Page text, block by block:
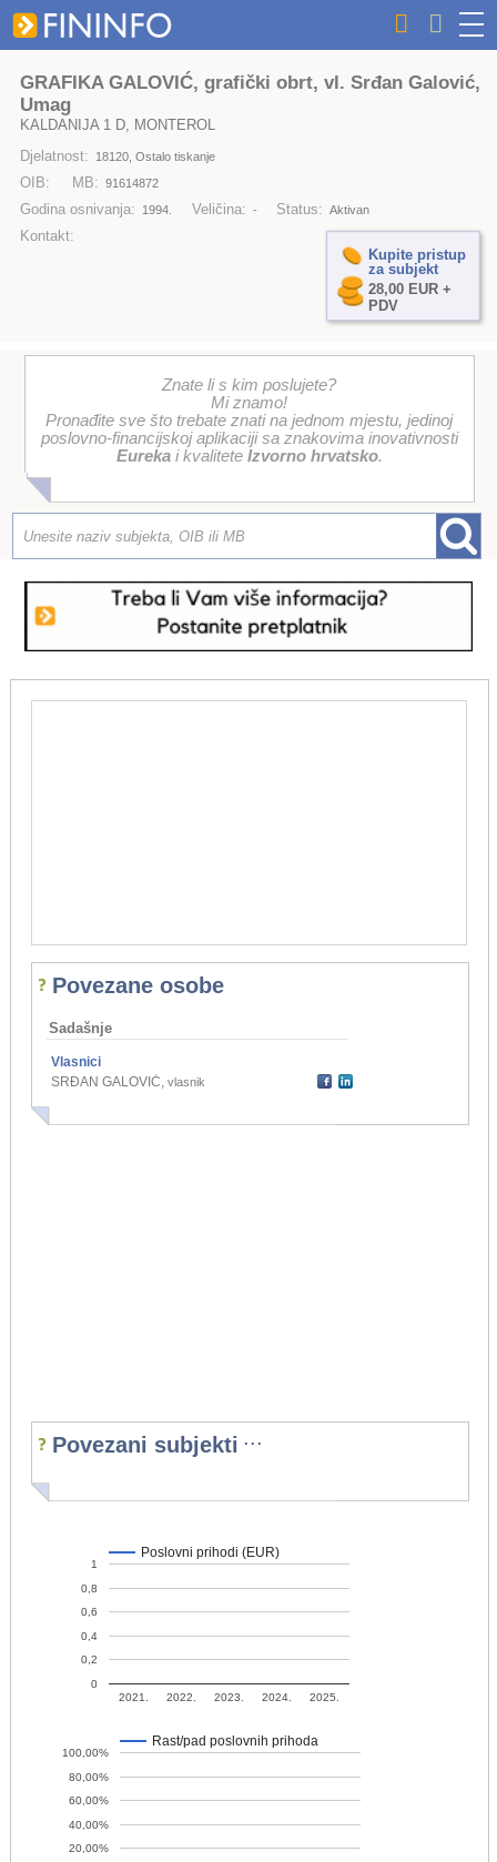
GRAFIKA GALOVIĆ, grafički obrt, vl. Srđan Galović,
Umag
KALDANIJA 1 D, MONTEROL
Djelatnost:
18120, Ostalo tiskanje
OIB: MB: 91614872
Godina osnivanja: 1994. Veličina: - Status: Aktivan
Kontakt:
Kupite pristup
za subjekt
28,00 EUR +
PDV
Znate li s kim poslujete?
Mi znamo!
Pronađite sve što trebate znati na jednom mjestu, jedinoj
poslovno-financijskoj aplikaciji sa znakovima inovativnosti
Eurekai kvalitete Izvorno hrvatsko.
Povezane osobe
Sadašnje
Vlasnici
SRĐAN GALOVIĆ, vlasnik
Povezani subjekti ...
Poslovni prihodi (EUR)
2021. 2022. 2023. 2024. 2025.
0
0,2
0,4
0,6
0,8
1
Rast/pad poslovnih prihoda
20,00%
40,00%
60,00%
80,00%
100,00%